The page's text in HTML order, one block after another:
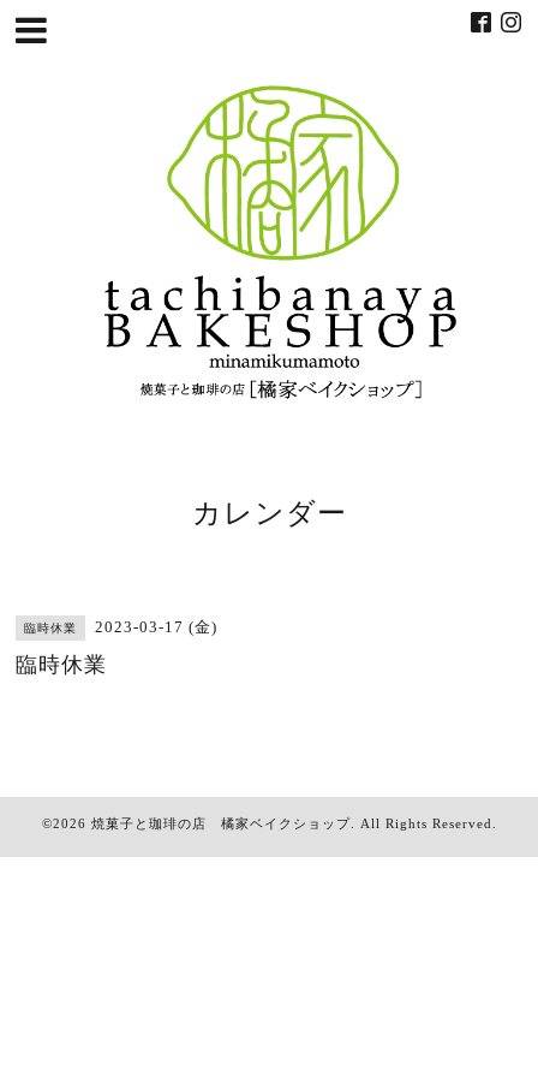
カレンダー
臨時休業 2023-03-17 (金)
臨時休業
©2026 焼菓子と珈琲の店 橘家ベイクショップ. All Rights Reserved.